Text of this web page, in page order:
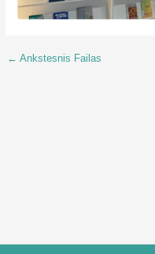
← Ankstesnis Failas